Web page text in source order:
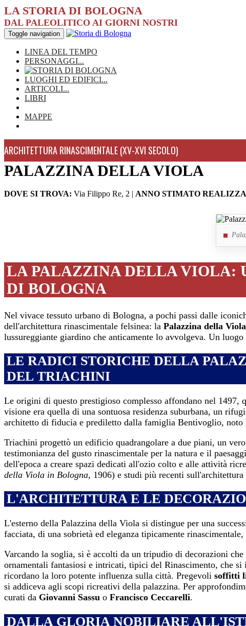
LA STORIA DI BOLOGNA
DAL PALEOLITICO AI GIORNI NOSTRI
Toggle navigation
LINEA DEL TEMPO
PERSONAGGI...
LUOGHI ED EDIFICI...
ARTICOLI...
LIBRI
MAPPE
ARCHITETTURA RINASCIMENTALE (XV-XVI SECOLO)
PALAZZINA DELLA VIOLA
DOVE SI TROVA: Via Filippo Re, 2 | ANNO STIMATO
LA PALAZZINA DELLA VIOLA:
DI BOLOGNA
Nel vivace tessuto urbano di Bologna, a pochi passi dalle
dell'architettura rinascimentale felsinea: la Palazzina della Viola
lussureggiante giardino che anticamente lo avvolgeva. Un
LE RADICI STORICHE DELLA
DEL TRIACHINI
Le origini di questo prestigioso complesso affondano nel 1497,
visione era quella di una sontuosa residenza suburbana, un
architetto di fiducia e prediletto dalla famiglia Bentivoglio,
Triachini progettò un edificio quadrangolare a due piani, un
testimonianza del gusto rinascimentale per la natura e il
dell'epoca a creare spazi dedicati all'ozio colto e alle attività
della Viola in Bologna, 1906) e studi più recenti
L'ARCHITETTURA E LE
L'esterno della Palazzina della Viola si distingue per una
facciata, di una sobrietà ed eleganza tipicamente
Varcando la soglia, si è accolti da un tripudio di decorazioni
ornamentali fantasiosi e intricati, tipici del Rinascimento, che
ricordano la loro potente influenza sulla città. Pregevoli soffitti
si addiceva agli scopi ricreativi della palazzina. Per
curati da Giovanni Sassu o Francisco Ceccarelli.
DALLA GLORIA NOBILIARE